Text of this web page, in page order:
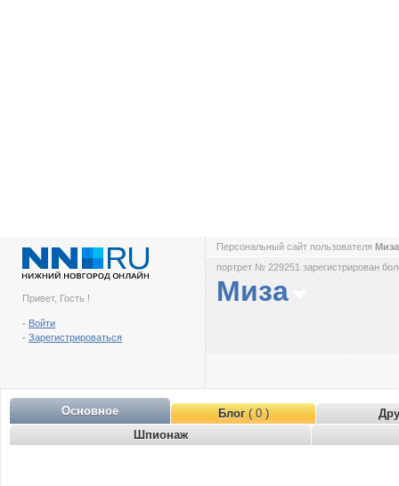
Привет, Гость !
- Войти
- Зарегистрироваться
Персональный сайт пользователя
портрет № 229251 зарегистрирован
Миза
Основное Блог( 0 )
Шпионаж